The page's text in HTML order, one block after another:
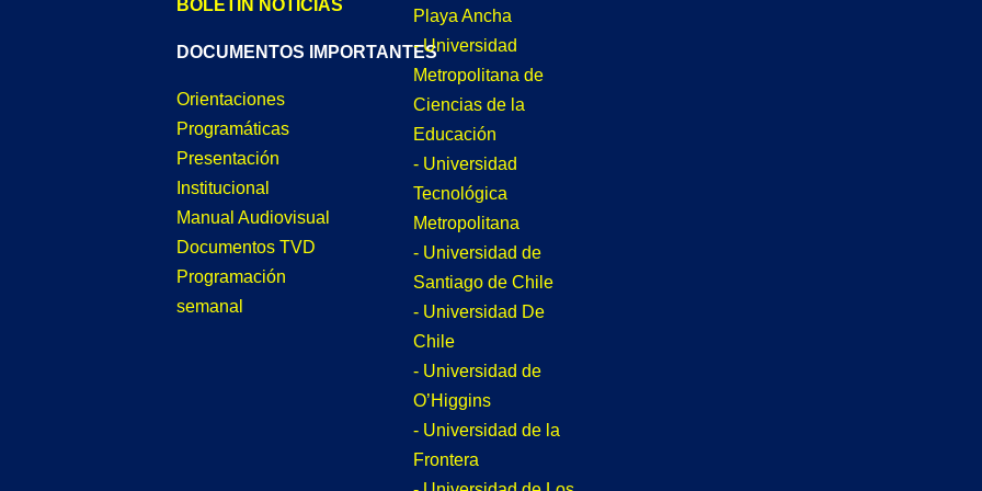
BOLETÍN NOTICIAS
DOCUMENTOS IMPORTANTES
Orientaciones
Programáticas
Presentación
Institucional
Manual Audiovisual
Documentos TVD
Programación
semanal
Playa Ancha
- Universidad
Metropolitana de
Ciencias de la
Educación
- Universidad
Tecnológica
Metropolitana
- Universidad de
Santiago de Chile
- Universidad De
Chile
- Universidad de
O’Higgins
- Universidad de la
Frontera